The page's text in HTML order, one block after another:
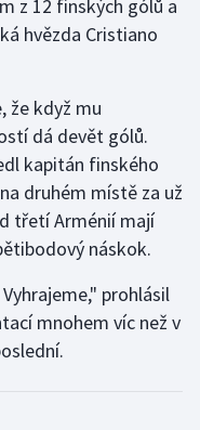
z 12 finských gólů a
hvězda Cristiano
že když mu
dá devět gólů.
kapitán finského
druhém místě za už
třetí Arménií mají
náskok.
prohlásil
mnohem víc než v